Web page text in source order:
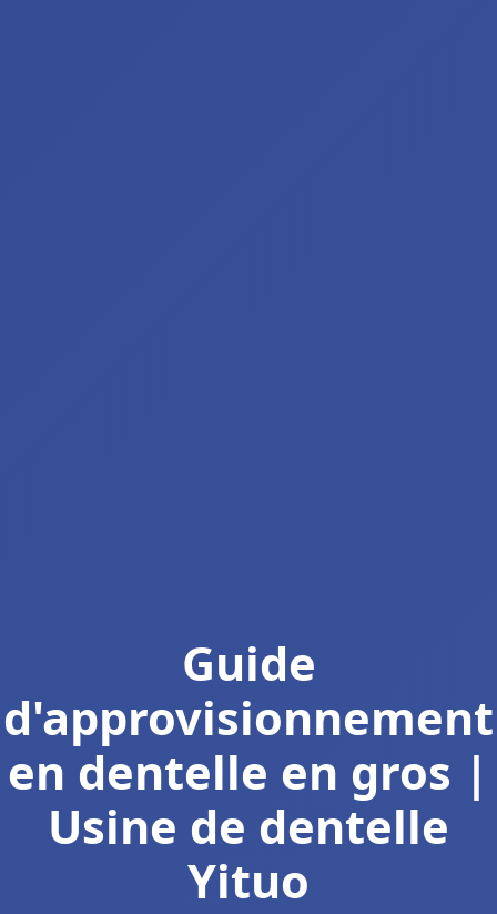
Guide
d'approvisionnement
en dentelle en gros |
Usine de dentelle
Yituo